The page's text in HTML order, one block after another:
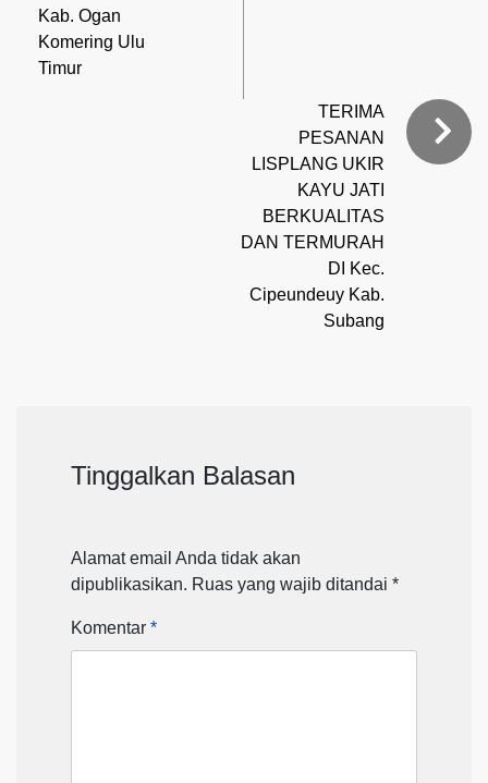
Kab. Ogan
Komering Ulu
Timur
TERIMA
PESANAN
LISPLANG UKIR
KAYU JATI
BERKUALITAS
DAN TERMURAH
DI Kec.
Cipeundeuy Kab.
Subang
Tinggalkan Balasan
Alamat email Anda tidak akan
dipublikasikan. Ruas yang wajib ditandai *
Komentar *